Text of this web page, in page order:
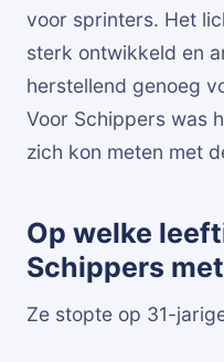
voor sprinters. Het
sterk ontwikkeld en
herstellend genoeg
Voor Schippers was
zich kon meten met
Op welke
Schippers
Ze stopte op 31-